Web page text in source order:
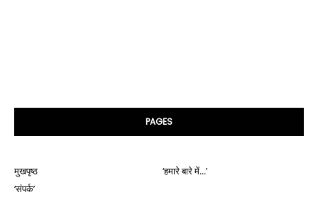
PAGES
मुखपृष्ठ
‘हमारे बारे में...’
‘संपर्क’